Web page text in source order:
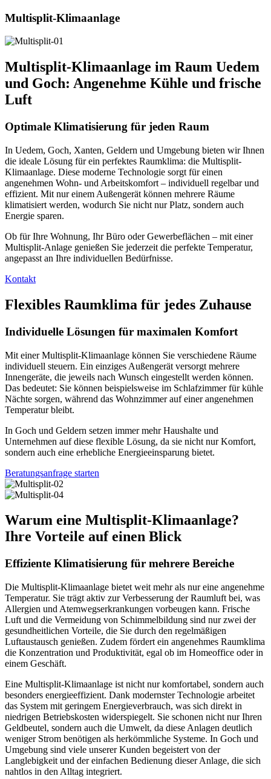
Multisplit-Klimaanlage
Multisplit-Klimaanlage im Raum Uedem
und Goch: Angenehme Kühle und frische
Luft
Optimale Klimatisierung für jeden Raum
In Uedem, Goch, Xanten, Geldern und Umgebung bieten wir Ihnen
die ideale Lösung für ein perfektes Raumklima: die Multisplit-
Klimaanlage. Diese moderne Technologie sorgt für einen
angenehmen Wohn- und Arbeitskomfort – individuell regelbar und
effizient. Mit nur einem Außengerät können mehrere Räume
klimatisiert werden, wodurch Sie nicht nur Platz, sondern auch
Energie sparen.
Ob für Ihre Wohnung, Ihr Büro oder Gewerbeflächen – mit einer
Multisplit-Anlage genießen Sie jederzeit die perfekte Temperatur,
angepasst an Ihre individuellen Bedürfnisse.
Kontakt
Flexibles Raumklima für jedes Zuhause
Individuelle Lösungen für maximalen Komfort
Mit einer Multisplit-Klimaanlage können Sie verschiedene Räume
individuell steuern. Ein einziges Außengerät versorgt mehrere
Innengeräte, die jeweils nach Wunsch eingestellt werden können.
Das bedeutet: Sie können beispielsweise im Schlafzimmer für kühle
Nächte sorgen, während das Wohnzimmer auf einer angenehmen
Temperatur bleibt.
In Goch und Geldern setzen immer mehr Haushalte und
Unternehmen auf diese flexible Lösung, da sie nicht nur Komfort,
sondern auch eine erhebliche Energieeinsparung bietet.
Beratungsanfrage starten
Warum eine Multisplit-Klimaanlage?
Ihre Vorteile auf einen Blick
Effiziente Klimatisierung für mehrere Bereiche
Die Multisplit-Klimaanlage bietet weit mehr als nur eine angenehme
Temperatur. Sie trägt aktiv zur Verbesserung der Raumluft bei, was
Allergien und Atemwegserkrankungen vorbeugen kann. Frische
Luft und die Vermeidung von Schimmelbildung sind nur zwei der
gesundheitlichen Vorteile, die Sie durch den regelmäßigen
Luftaustausch genießen. Zudem fördert ein angenehmes Raumklima
die Konzentration und Produktivität, egal ob im Homeoffice oder in
einem Geschäft.
Eine Multisplit-Klimaanlage ist nicht nur komfortabel, sondern auch
besonders energieeffizient. Dank modernster Technologie arbeitet
das System mit geringem Energieverbrauch, was sich direkt in
niedrigen Betriebskosten widerspiegelt. Sie schonen nicht nur Ihren
Geldbeutel, sondern auch die Umwelt, da diese Anlagen deutlich
weniger Strom benötigen als herkömmliche Systeme. In Goch und
Umgebung sind viele unserer Kunden begeistert von der
Langlebigkeit und der einfachen Bedienung dieser Anlage, die sich
nahtlos in den Alltag integriert.